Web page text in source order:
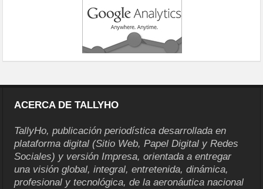
ACERCA DE TALLYHO
TallyHo, publicación periodística desarrollada en
plataforma digital (Sitio Web, Papel Digital y Redes
Sociales) y versión Impresa, orientada a entregar
una visión global, integral, entretenida, dinámica,
profesional y tecnológica, de la aeronáutica nacional